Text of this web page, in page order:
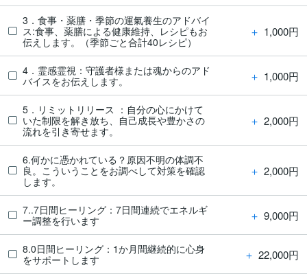
3．食事・薬膳・季節の運氣養生のアドバイ
ス:食事、薬膳による健康維持、レシピもお
伝えします。（季節ごと合計40レシピ）
＋ 1,000円
4．霊感霊視：守護者様または魂からのアド
バイスをお伝えします。
＋ 1,000円
5．リミットリリース ：自分の心にかけて
いた制限を解き放ち、自己成長や豊かさの
流れを引き寄せます。
＋ 2,000円
6.何かに憑かれている？原因不明の体調不
良。こういうことをお調べして対策を確認
します。
＋ 2,000円
7..7日間ヒーリング：7日間連続でエネルギ
ー調整を行います
＋ 9,000円
8.0日間ヒーリング：1か月間継続的に心身
をサポートします
＋ 22,000円